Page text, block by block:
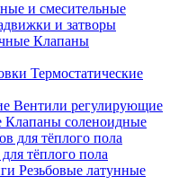
и смесительные
и затворы
Клапаны
Термостатические
Вентили регулирующие
Клапаны соленоидные
тёплого пола
Резьбовые латунные